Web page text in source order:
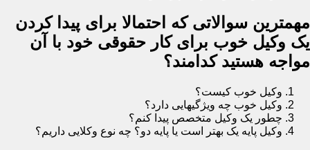
مهمترین سوالاتی که احتمالا برای پیدا کردن
یک وکیل خوب برای کار حقوقی خود با آن
مواجه هستید کدامند؟
وکیل خوب کیست؟
وکیل خوب چه ویژگیهایی دارد؟
چطور یک وکیل متخصص پیدا کنم؟
وکیل پایه یک بهتر است یا پایه دو؟ چه نوع وکلایی داریم؟